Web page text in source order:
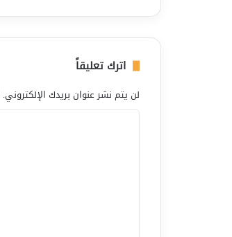
اترك تعليقاً
لن يتم نشر عنوان بريدك الإلكتروني.